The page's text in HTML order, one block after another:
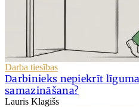
Darba tiesības
Darbinieks nepiekrīt
samazināšana?
Lauris Klagišs